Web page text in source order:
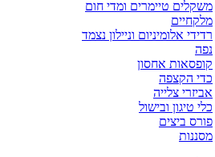
משקלים טיימרים ומדי חום
מלקחיים
רדידי אלומיניום וניילון נצמד
נפה
קופסאות אחסון
כדי הקצפה
אביזרי צלייה
כלי טיגון ובישול
פורס ביצים
מסננות